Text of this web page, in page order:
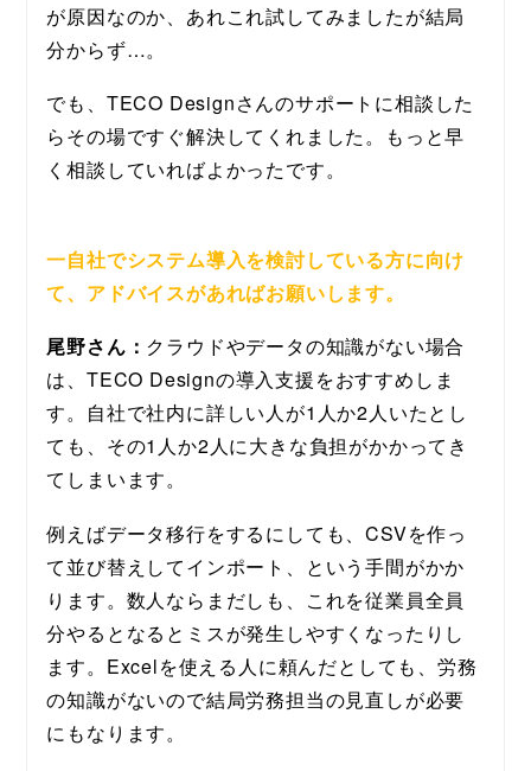
が原因なのか、あれこれ試してみましたが結局
分からず…。
でも、TECO Designさんのサポートに相談した
らその場ですぐ解決してくれました。もっと早
く相談していればよかったです。
一自社でシステム導入を検討している方に向け
て、アドバイスがあればお願いします。
尾野さん： クラウドやデータの知識がない場合
は、TECO Designの導入支援をおすすめしま
す。自社で社内に詳しい人が1人か2人いたとし
ても、その1人か2人に大きな負担がかかってき
てしまいます。
例えばデータ移行をするにしても、CSVを作っ
て並び替えしてインポート、という手間がかか
ります。数人ならまだしも、これを従業員全員
分やるとなるとミスが発生しやすくなったりし
ます。Excelを使える人に頼んだとしても、労務
の知識がないので結局労務担当の見直しが必要
にもなります。